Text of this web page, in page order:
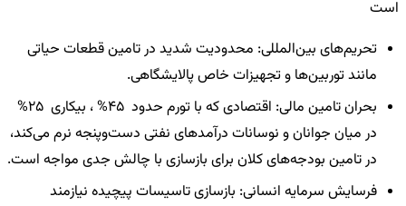
است
تحریم‌های بین‌المللی: محدودیت شدید در تامین قطعات حیاتی
مانند توربین‌ها و تجهیزات خاص پالایشگاهی.
بحران تامین مالی: اقتصادی که با تورم حدود 45% ، بیکاری 25%
در میان جوانان و نوسانات درآمدهای نفتی دست‌وپنجه نرم می‌کند،
در تامین بودجه‌های کلان برای بازسازی با چالش جدی مواجه است.
فرسایش سرمایه انسانی: بازسازی تاسیسات پیچیده نیازمند